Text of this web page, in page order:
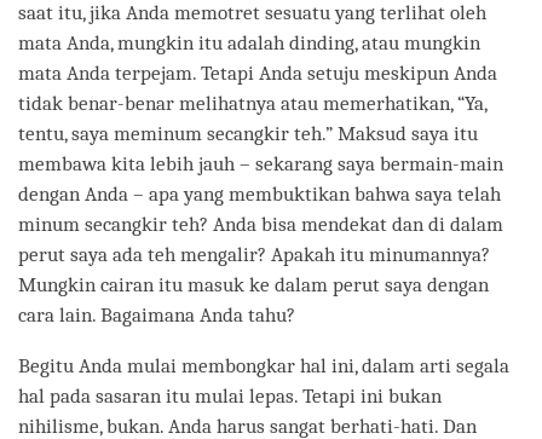
saat itu, jika Anda memotret sesuatu yang terlihat oleh
mata Anda, mungkin itu adalah dinding, atau mungkin
mata Anda terpejam. Tetapi Anda setuju meskipun Anda
tidak benar-benar melihatnya atau memerhatikan, “Ya,
tentu, saya meminum secangkir teh.” Maksud saya itu
membawa kita lebih jauh – sekarang saya bermain-main
dengan Anda – apa yang membuktikan bahwa saya telah
minum secangkir teh? Anda bisa mendekat dan di dalam
perut saya ada teh mengalir? Apakah itu minumannya?
Mungkin cairan itu masuk ke dalam perut saya dengan
cara lain. Bagaimana Anda tahu?
Begitu Anda mulai membongkar hal ini, dalam arti segala
hal pada sasaran itu mulai lepas. Tetapi ini bukan
nihilisme, bukan. Anda harus sangat berhati-hati. Dan